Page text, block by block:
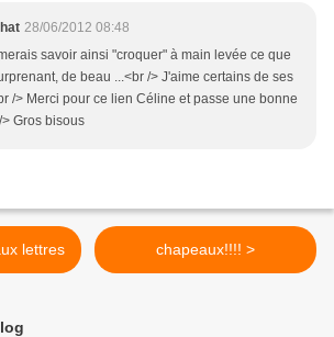
28/06/2012 08:48
savoir ainsi "croquer" à main levée ce que
de beau ...<br /> J'aime certains de ses
/> Merci pour ce lien Céline et passe une bonne
Gros bisous
lettres chapeaux!!!! >